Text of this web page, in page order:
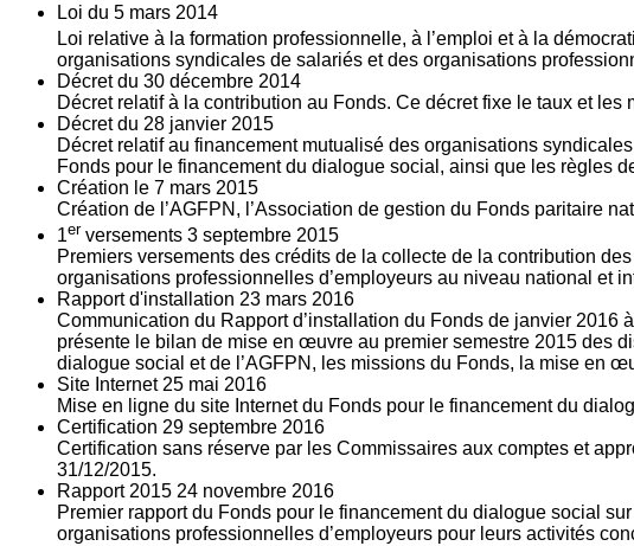
Loi du 5 mars 2014
Loi relative à la formation professionnelle, à l’emploi et à la
organisations syndicales de salariés et des organisations
Décret du 30 décembre 2014
Décret relatif à la contribution au Fonds. Ce décret fixe le taux et
Décret du 28 janvier 2015
Décret relatif au financement mutualisé des organisations
Fonds pour le financement du dialogue social, ainsi que les règles
Création le 7 mars 2015
Création de l’AGFPN, l’Association de gestion du Fonds paritaire
1er versements 3 septembre 2015
Premiers versements des crédits de la collecte de la contribution
organisations professionnelles d’employeurs au niveau national et
Rapport d'installation 23 mars 2016
Communication du Rapport d’installation du Fonds de janvier 2016
présente le bilan de mise en œuvre au premier semestre 2015 des
dialogue social et de l’AGFPN, les missions du Fonds, la mise en
Site Internet 25 mai 2016
Mise en ligne du site Internet du Fonds pour le financement du
Certification 29 septembre 2016
Certification sans réserve par les Commissaires aux comptes et
31/12/2015.
Rapport 2015 24 novembre 2016
Premier rapport du Fonds pour le financement du dialogue social
organisations professionnelles d’employeurs pour leurs activités